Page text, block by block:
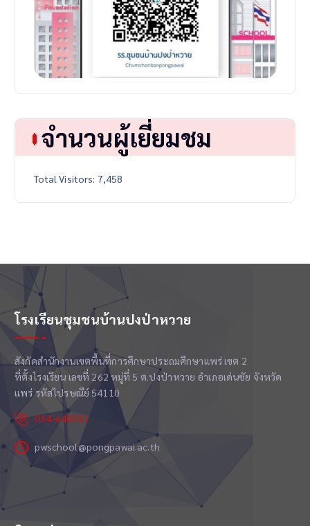
จำนวนผู้เยี่ยมชม
Total Visitors: 7,458
โรงเรียนชุมชนบ้านปงป่าหวาย
สังกัดสำนักงานเขตพื้นที่การศึกษาประถมศึกษาแพร่ เขต 2
ที่ตั้งโรงเรียน เลขที่ 262 หมู่ที่ 5 ต.ปงป่าหวาย อำเภอเด่นชัย จังหวัด
แพร่ รหัสไปรษณีย์ 54110
054-640051
pwschool@pongpawai.ac.th